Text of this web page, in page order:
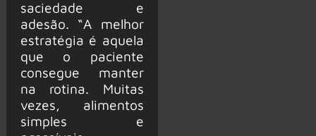
saciedade e
adesão. “A melhor
estratégia é aquela
que o paciente
consegue manter
na rotina. Muitas
vezes, alimentos
simples e